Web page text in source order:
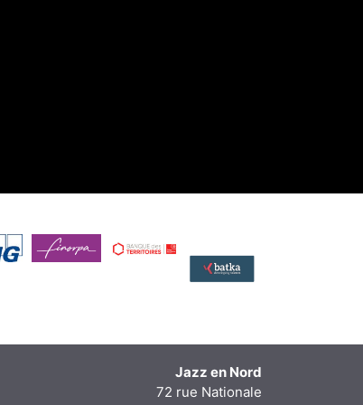
Jazz en Nord
72 rue Nationale